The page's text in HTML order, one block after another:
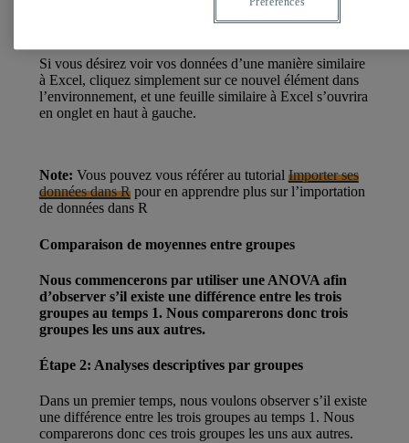
Votre commande devrait ressembler à l’exemple suivant :
Si vous désirez voir vos données d’une manière similaire
à Excel, cliquez simplement sur ce nouvel élément dans
l’environnement, et une feuille similaire à Excel s’ouvrira
en onglet en haut à gauche.
Note: Vous pouvez vous référer au tutorial Importer ses
données dans Rpour en apprendre plus sur l’importation
de données dans R
Comparaison de moyennes entre groupes
Nous commencerons par utiliser une ANOVA afin
d’observer s’il existe une différence entre les trois
groupes au temps 1. Nous comparerons donc trois
groupes les uns aux autres.
Étape 2: Analyses descriptives par groupes
Dans un premier temps, nous voulons observer s’il existe
une différence entre les trois groupes au temps 1. Nous
comparerons donc ces trois groupes les uns aux autres.